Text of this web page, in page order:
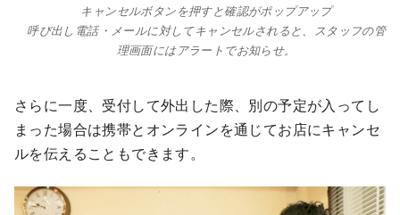
キャンセルボタンを押すと確認がポップアップ
呼び出し電話・メールに対してキャンセルされると、スタッフの管
理画面にはアラートでお知らせ。
さらに一度、受付して外出した際、別の予定が入ってし
まった場合は携帯とオンラインを通じてお店にキャンセ
ルを伝えることもできます。